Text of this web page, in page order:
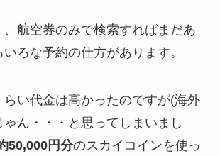
、航空券のみで検索すればまだあ
ろな予約の仕方があります。
らい代金は高かったのですが(海外
ん・・・と思ってしまいまし
50,000円分のスカイコインを使っ